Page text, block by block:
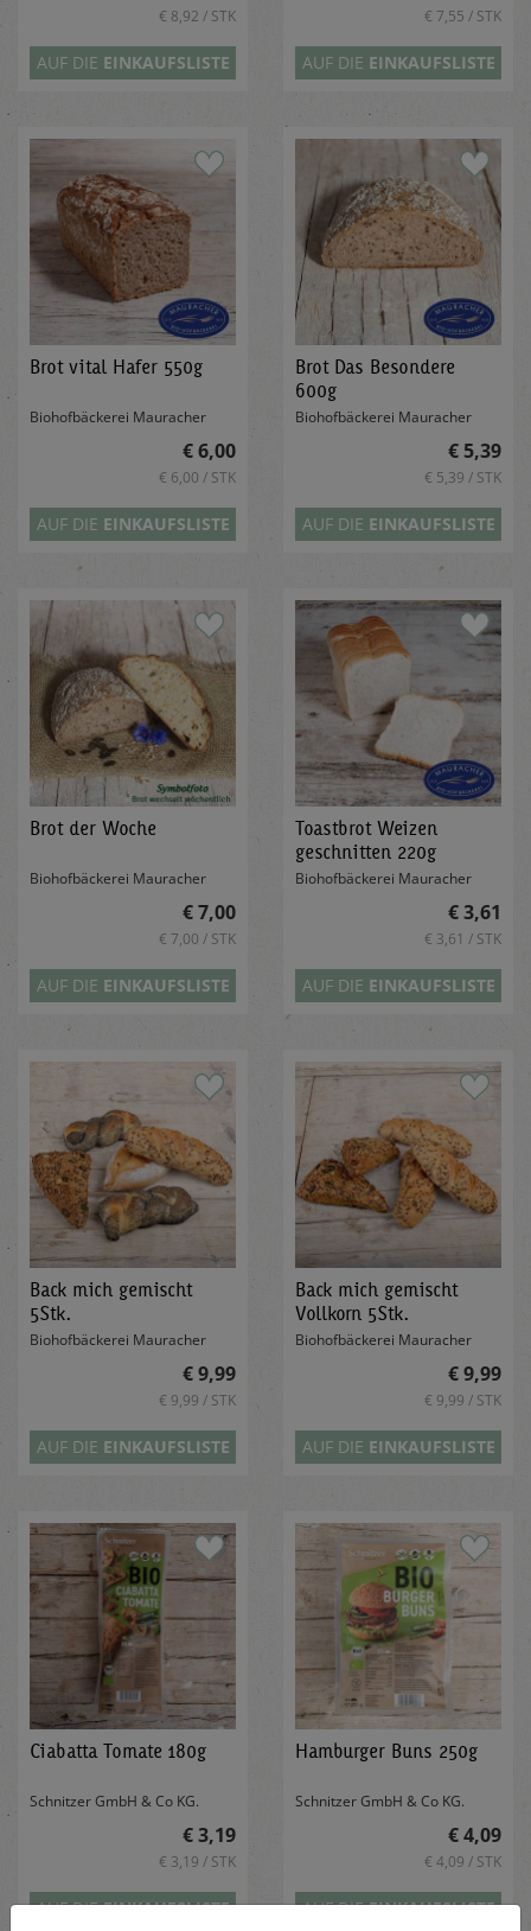
€ 8,92 / STK
AUF DIE EINKAUFSLISTE
€ 7,55 / STK
AUF DIE EINKAUFSLISTE
Brot vital Hafer 550g
Biohofbäckerei Mauracher
€ 6,00
€ 6,00 / STK
AUF DIE EINKAUFSLISTE
Brot Das Besondere
600g
Biohofbäckerei Mauracher
€ 5,39
€ 5,39 / STK
AUF DIE EINKAUFSLISTE
Brot der Woche
Biohofbäckerei Mauracher
€ 7,00
€ 7,00 / STK
AUF DIE EINKAUFSLISTE
Toastbrot Weizen
geschnitten 220g
Biohofbäckerei Mauracher
€ 3,61
€ 3,61 / STK
AUF DIE EINKAUFSLISTE
Back mich gemischt
5Stk.
Biohofbäckerei Mauracher
€ 9,99
€ 9,99 / STK
AUF DIE EINKAUFSLISTE
Back mich gemischt
Vollkorn 5Stk.
Biohofbäckerei Mauracher
€ 9,99
€ 9,99 / STK
AUF DIE EINKAUFSLISTE
Ciabatta Tomate 180g
Schnitzer GmbH & Co KG.
€ 3,19
€ 3,19 / STK
AUF DIEEINKAUFSLISTE
Hamburger Buns 250g
Schnitzer GmbH & Co KG.
€ 4,09
€ 4,09 / STK
AUF DIEEINKAUFSLISTE